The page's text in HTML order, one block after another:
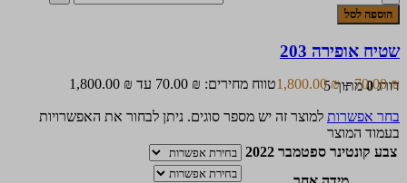
הוספה לסל
שטיח אופירה 203
דורג0מתוך 570.00₪
–
1,800.00₪ טווח מחירים: ⁦70.00 ₪⁩ עד ⁦1,800.00 ₪⁩
בחר אפשרות למוצר זה יש מספר סוגים. ניתן לבחור את האפשרויות
בעמוד המוצר
צבע קונטינר ספטמבר 2022